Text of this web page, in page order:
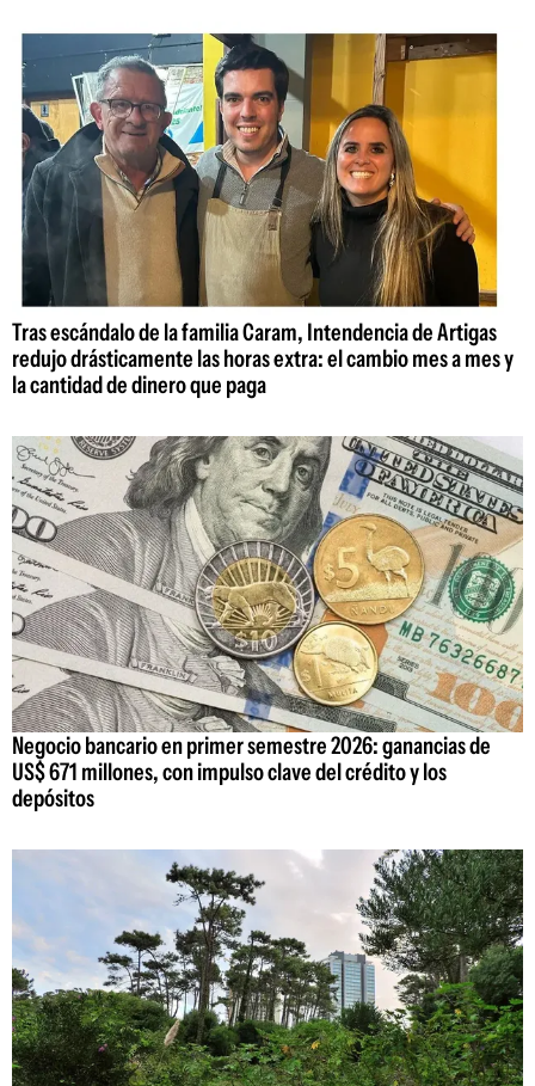
Tras escándalo de la familia Caram, Intendencia de Artigas
redujo drásticamente las horas extra: el cambio mes a mes y
la cantidad de dinero que paga
Negocio bancario en primer semestre 2026: ganancias de
US$ 671 millones, con impulso clave del crédito y los
depósitos